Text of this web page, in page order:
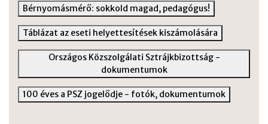
Bérnyomásmérő: sokkold magad, pedagógus!
Táblázat az eseti helyettesítések kiszámolására
Országos Közszolgálati Sztrájkbizottság -
dokumentumok
100 éves a PSZ jogelődje - fotók, dokumentumok